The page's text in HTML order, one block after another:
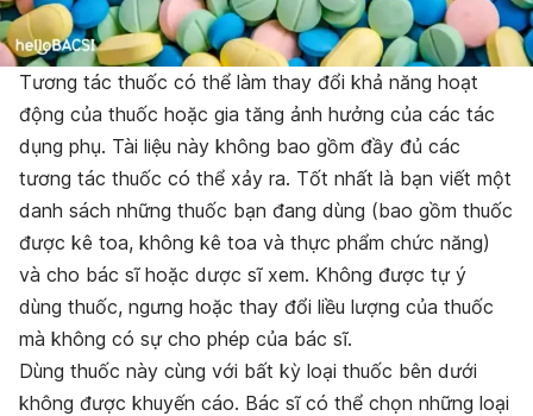
Tương tác thuốc có thể làm thay đổi khả năng hoạt
động của thuốc hoặc gia tăng ảnh hưởng của các tác
dụng phụ. Tài liệu này không bao gồm đầy đủ các
tương tác thuốc có thể xảy ra. Tốt nhất là bạn viết một
danh sách những thuốc bạn đang dùng (bao gồm thuốc
được kê toa, không kê toa và thực phẩm chức năng)
và cho bác sĩ hoặc dược sĩ xem. Không được tự ý
dùng thuốc, ngưng hoặc thay đổi liều lượng của thuốc
mà không có sự cho phép của bác sĩ.
Dùng thuốc này cùng với bất kỳ loại thuốc bên dưới
không được khuyến cáo. Bác sĩ có thể chọn những loại